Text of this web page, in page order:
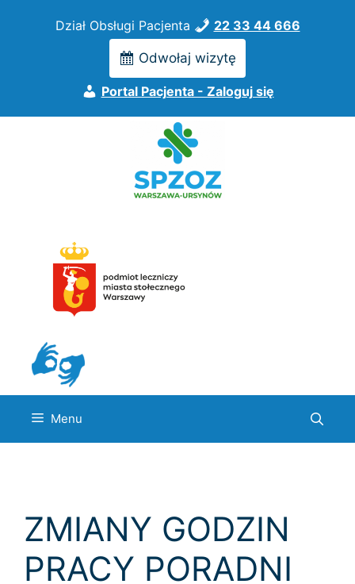
Dział Obsługi Pacjenta 22 33 44 666
Odwołaj wizytę
Portal Pacjenta - Zaloguj się
Menu
ZMIANY GODZIN
PRACY PORADNI